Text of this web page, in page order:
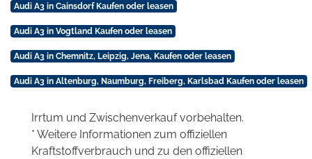
Audi A3 in Cainsdorf Kaufen oder leasen
Audi A3 in Vogtland Kaufen oder leasen
Audi A3 in Chemnitz, Leipzig, Jena, Kaufen oder leasen
Audi A3 in Altenburg, Naumburg, Freiberg, Karlsbad Kaufen oder leasen
Irrtum und Zwischenverkauf vorbehalten.
* Weitere Informationen zum offiziellen
Kraftstoffverbrauch und zu den offiziellen